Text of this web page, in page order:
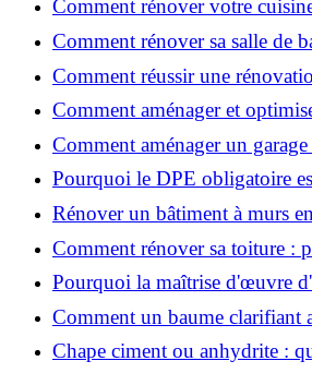
Comment rénover votre
votre espace de vie ?
Comment rénover sa salle de
astuces ?
Comment réussir une
économies et un confort
Comment aménager et
studio : 10 astuces pratiques ?
Comment aménager un
et efficaces ?
Pourquoi le DPE obligatoire
vendre ou louer un bien ?
Rénover un bâtiment à murs
pratique et solutions
Comment rénover sa toiture :
réglementation ?
Pourquoi la maîtrise d'œuvre
indispensable pour vos
Comment un baume clarifiant
peut-il purifier la peau ?
Chape ciment ou anhydrite :